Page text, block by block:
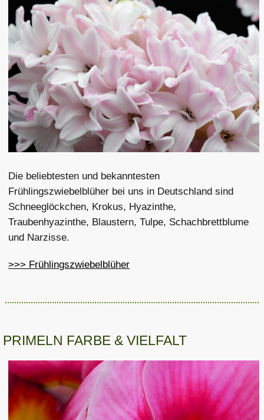
Die beliebtesten und bekanntesten
Frühlingszwiebelblüher bei uns in Deutschland sind
Schneeglöckchen, Krokus, Hyazinthe,
Traubenhyazinthe, Blaustern, Tulpe, Schachbrettblume
und Narzisse.
>>> Frühlingszwiebelblüher
PRIMELN FARBE & VIELFALT